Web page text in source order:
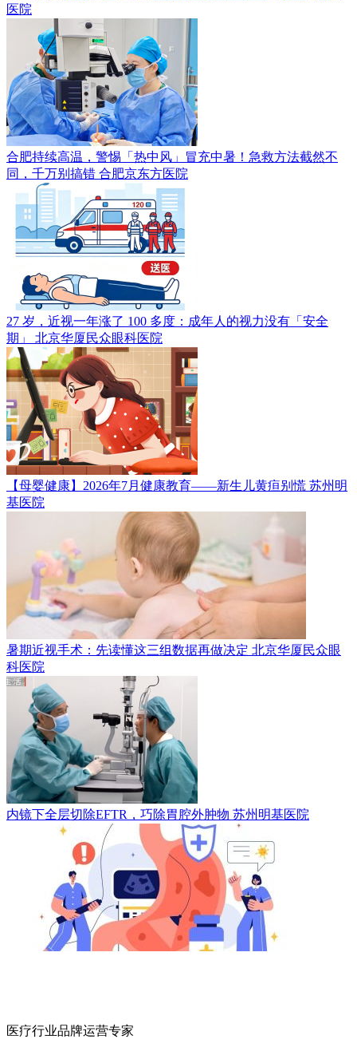
医院
合肥持续高温，警惕「热中风」冒充中暑！急救方法截然不
同，千万别搞错 合肥京东方医院
27 岁，近视一年涨了 100 多度：成年人的视力没有「安全
期」 北京华厦民众眼科医院
【母婴健康】2026年7月健康教育——新生儿黄疸别慌 苏州明
基医院
暑期近视手术：先读懂这三组数据再做决定 北京华厦民众眼
科医院
内镜下全层切除EFTR，巧除胃腔外肿物 苏州明基医院
医疗行业品牌运营专家